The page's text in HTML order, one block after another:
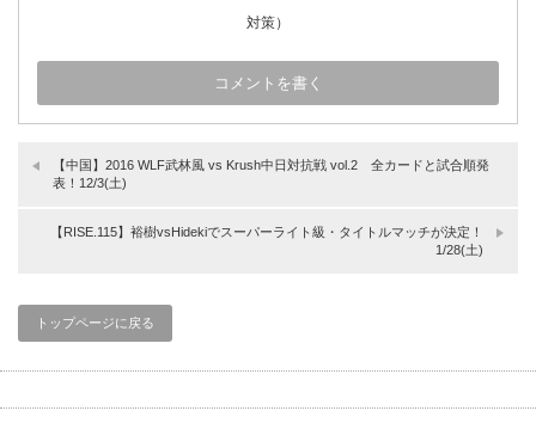
対策）
【中国】2016 WLF武林風 vs Krush中日対抗戦 vol.2 全カードと試合順発
表！12/3(土)
【RISE.115】裕樹vsHidekiでスーパーライト級・タイトルマッチが決定！
1/28(土)
トップページに戻る